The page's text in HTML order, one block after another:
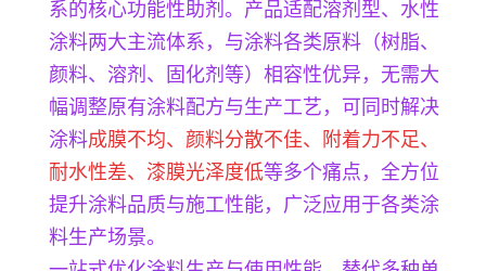
系的核心功能性助剂。产品适配溶剂型、水性
涂料两大主流体系，与涂料各类原料（树脂、
颜料、溶剂、固化剂等）相容性优异，无需大
幅调整原有涂料配方与生产工艺，可同时解决
涂料成膜不均、颜料分散不佳、附着力不足、
耐水性差、漆膜光泽度低等多个痛点，全方位
提升涂料品质与施工性能，广泛应用于各类涂
料生产场景。